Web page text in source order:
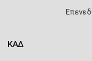
ΚΑΔ